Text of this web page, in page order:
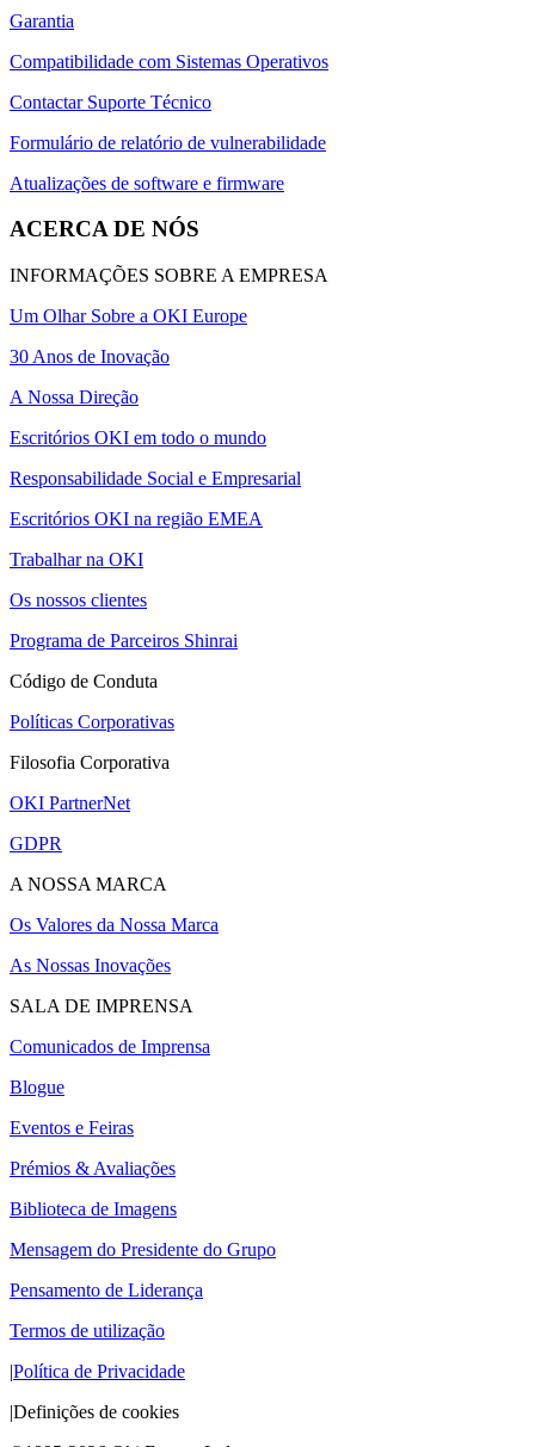
Garantia
Compatibilidade com Sistemas Operativos
Contactar Suporte Técnico
Formulário de relatório de vulnerabilidade
Atualizações de software e firmware
ACERCA DE NÓS
INFORMAÇÕES SOBRE A EMPRESA
Um Olhar Sobre a OKI Europe
30 Anos de Inovação
A Nossa Direção
Escritórios OKI em todo o mundo
Responsabilidade Social e Empresarial
Escritórios OKI na região EMEA
Trabalhar na OKI
Os nossos clientes
Programa de Parceiros Shinrai
Código de Conduta
Políticas Corporativas
Filosofia Corporativa
OKI PartnerNet
GDPR
A NOSSA MARCA
Os Valores da Nossa Marca
As Nossas Inovações
SALA DE IMPRENSA
Comunicados de Imprensa
Blogue
Eventos e Feiras
Prémios & Avaliações
Biblioteca de Imagens
Mensagem do Presidente do Grupo
Pensamento de Liderança
Termos de utilização
|Política de Privacidade
|Definições de cookies